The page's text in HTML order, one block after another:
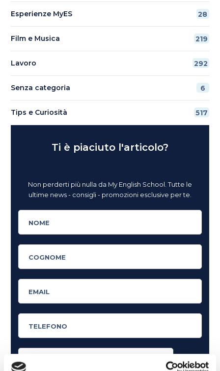
Esperienze MyES 28
Film e Musica 219
Lavoro 292
Senza categoria 6
Tips e Curiosità 517
Ti è piaciuto l'articolo?
Non perderti più nulla da My English School. Tutte le
ultime news - consigli - promozioni esclusive per te.